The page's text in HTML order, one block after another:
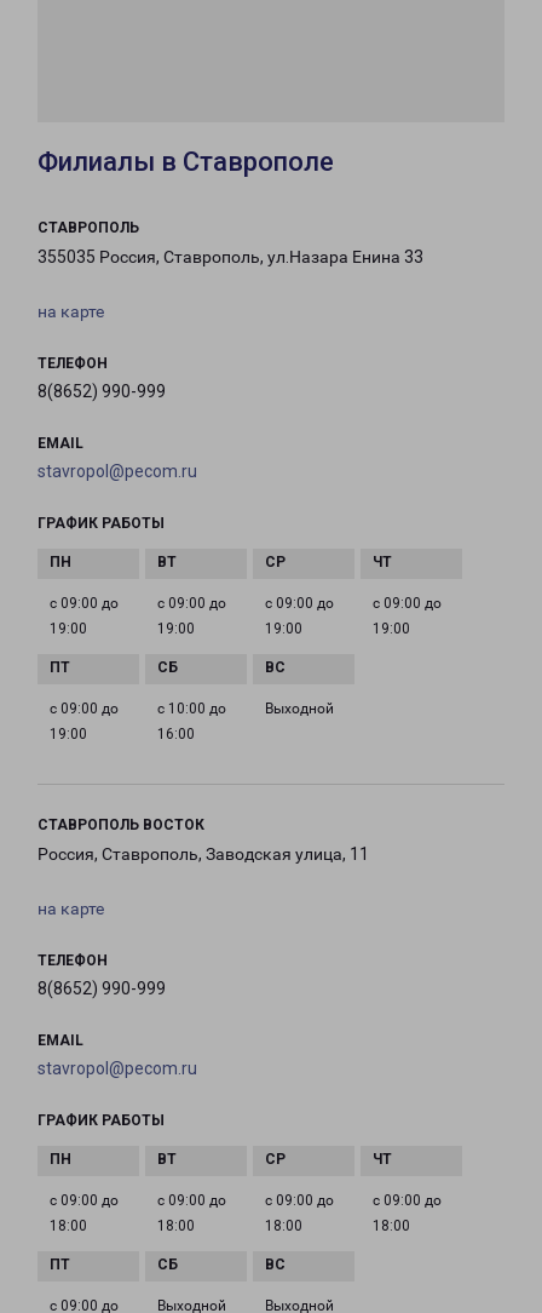
Филиалы в Ставрополе
СТАВРОПОЛЬ
355035 Россия, Ставрополь, ул.Назара Енина 33
на карте
ТЕЛЕФОН
8(8652) 990-999
EMAIL
stavropol@pecom.ru
ГРАФИК РАБОТЫ
с 09:00 до
19:00
с 09:00 до
19:00
с 09:00 до
19:00
с 09:00 до
19:00
с 09:00 до
19:00
с 10:00 до
16:00
Выходной
СТАВРОПОЛЬ ВОСТОК
Россия, Ставрополь, Заводская улица, 11
на карте
ТЕЛЕФОН
8(8652) 990-999
EMAIL
stavropol@pecom.ru
ГРАФИК РАБОТЫ
с 09:00 до
18:00
с 09:00 до
18:00
с 09:00 до
18:00
с 09:00 до
18:00
с 09:00 до Выходной Выходной